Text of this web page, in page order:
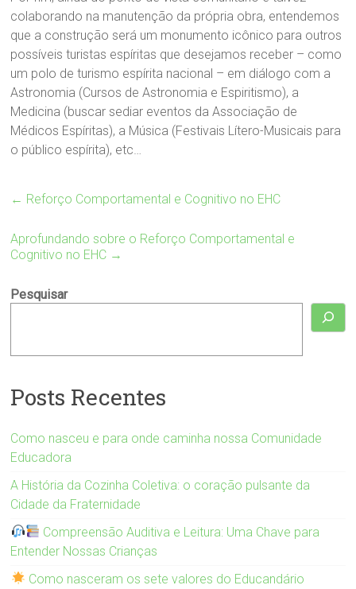
colaborando na manutenção da própria obra, entendemos
que a construção será um monumento icônico para outros
possíveis turistas espíritas que desejamos receber – como
um polo de turismo espírita nacional – em diálogo com a
Astronomia (Cursos de Astronomia e Espiritismo), a
Medicina (buscar sediar eventos da Associação de
Médicos Espíritas), a Música (Festivais Lítero-Musicais para
o público espírita), etc…
← Reforço Comportamental e Cognitivo no EHC
Aprofundando sobre o Reforço Comportamental e
Cognitivo no EHC →
Pesquisar
Posts Recentes
Como nasceu e para onde caminha nossa Comunidade
Educadora
A História da Cozinha Coletiva: o coração pulsante da
Cidade da Fraternidade
Compreensão Auditiva e Leitura: Uma Chave para
Entender Nossas Crianças
Como nasceram os sete valores do Educandário